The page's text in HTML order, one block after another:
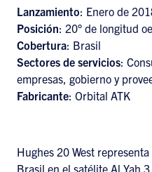
Lanzamiento: Enero de
Posición: 20° de longitud
Cobertura: Brasil
Sectores de servicios:
empresas, gobierno y
Fabricante: Orbital ATK
Hughes 20 West
Brasil en el satélite Al Yah